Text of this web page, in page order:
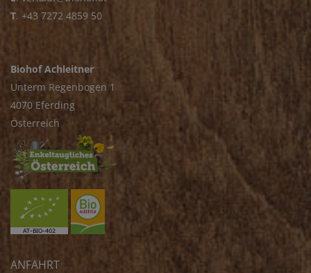
T. +43 7272 4859 50
Biohof Achleitner
Unterm Regenbogen 1
4070 Eferding
Österreich
ANFAHRT